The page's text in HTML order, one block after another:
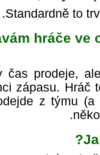
Standardně to
hráče
čas prodeje,
zápasu.
z týmu